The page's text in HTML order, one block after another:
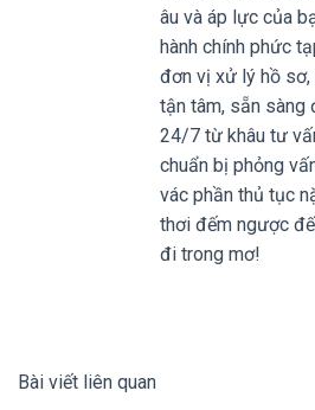
âu và áp lực của
hành chính phức
đơn vị xử lý hồ
tận tâm, sẵn sàng
24/7 từ khâu tư
chuẩn bị phỏng
vác phần thủ tục
thơi đếm ngược
đi trong mơ!
Bài viết liên quan